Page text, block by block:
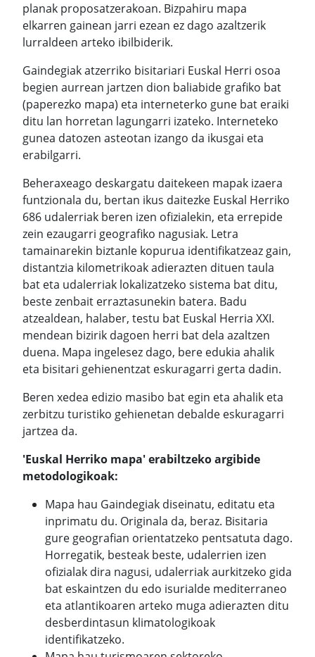
planak proposatzerakoan. Bizpahiru mapa
elkarren gainean jarri ezean ez dago azaltzerik
lurraldeen arteko ibilbiderik.
Gaindegiak atzerriko bisitariari Euskal Herri osoa
begien aurrean jartzen dion baliabide grafiko bat
(paperezko mapa) eta interneterko gune bat eraiki
ditu lan horretan lagungarri izateko. Interneteko
gunea datozen asteotan izango da ikusgai eta
erabilgarri.
Beheraxeago deskargatu daitekeen mapak izaera
funtzionala du, bertan ikus daitezke Euskal Herriko
686 udalerriak beren izen ofizialekin, eta errepide
zein ezaugarri geografiko nagusiak. Letra
tamainarekin biztanle kopurua identifikatzeaz gain,
distantzia kilometrikoak adierazten dituen taula
bat eta udalerriak lokalizatzeko sistema bat ditu,
beste zenbait erraztasunekin batera. Badu
atzealdean, halaber, testu bat Euskal Herria XXI.
mendean bizirik dagoen herri bat dela azaltzen
duena. Mapa ingelesez dago, bere edukia ahalik
eta bisitari gehienentzat eskuragarri gerta dadin.
Beren xedea edizio masibo bat egin eta ahalik eta
zerbitzu turistiko gehienetan debalde eskuragarri
jartzea da.
'Euskal Herriko mapa' erabiltzeko argibide
metodologikoak:
Mapa hau Gaindegiak diseinatu, editatu eta
inprimatu du. Originala da, beraz. Bisitaria
gure geografian orientatzeko pentsatuta dago.
Horregatik, besteak beste, udalerrien izen
ofizialak dira nagusi, udalerriak aurkitzeko gida
bat eskaintzen du edo isurialde mediterraneo
eta atlantikoaren arteko muga adierazten ditu
desberdintasun klimatologikoak
identifikatzeko.